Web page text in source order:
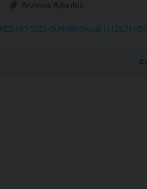
Archivos Adjuntos:
RES 097-2021-SUNARPSN.pdf | (126.71 KB)